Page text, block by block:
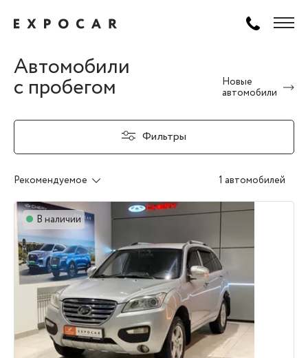
Автомобили
с пробегом
Новые
автомобили
Фильтры
Рекомендуемое 1 автомобилей
В наличии